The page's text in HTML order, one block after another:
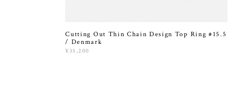
Cutting Out Thin Chain Design Top Ring #15.5
/ Denmark
¥35,200